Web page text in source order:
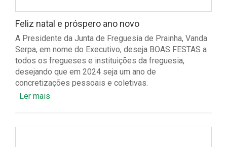
Feliz natal e próspero ano novo
A Presidente da Junta de Freguesia de Prainha, Vanda
Serpa, em nome do Executivo, deseja BOAS FESTAS a
todos os fregueses e instituições da freguesia,
desejando que em 2024 seja um ano de
concretizações pessoais e coletivas.
Ler mais